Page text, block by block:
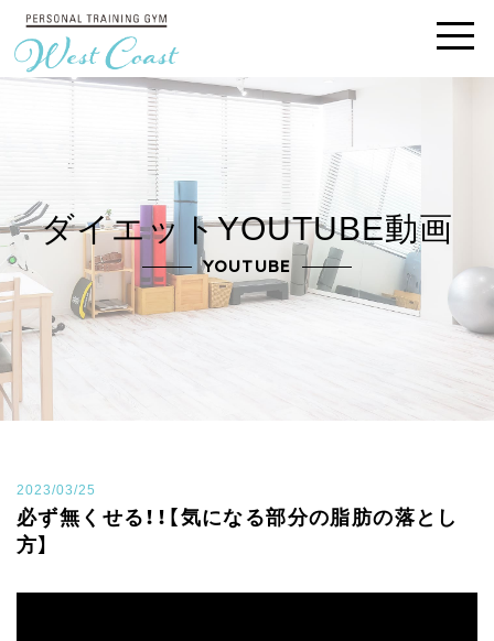
ダイエットYOUTUBE動画
YOUTUBE
2023/03/25
必ず無くせる！！【気になる部分の脂肪の落とし
方】